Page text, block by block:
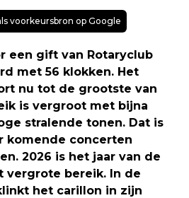
voorkeursbron op Google
een gift van Rotaryclub
met 56 klokken. Het
nu tot de grootste van
is vergroot met bijna
stralende tonen. Dat is
komende concerten
2026 is het jaar van de
vergrote bereik. In de
het carillon in zijn